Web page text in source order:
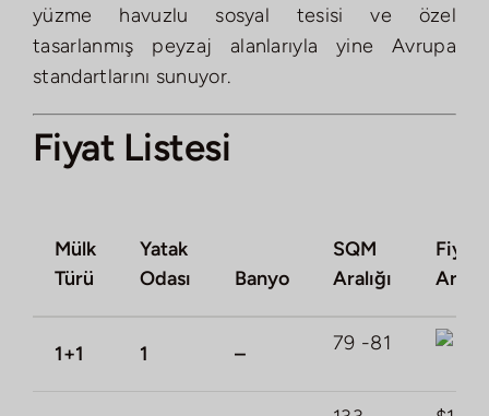
yüzme havuzlu sosyal tesisi ve özel
tasarlanmış peyzaj alanlarıyla yine Avrupa
standartlarını sunuyor.
Fiyat Listesi
Mülk
Türü
Yatak
Odası
Banyo
SQM
Aralığı
Fiyat
1+1 1 – 79 -81